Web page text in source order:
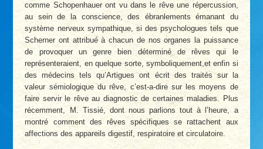
comme Schopenhauer ont vu dans le rêve une répercussion,
au sein de la conscience, des ébranlements émanant du
système nerveux sympathique, si des psychologues tels que
Scherner ont attribué à chacun de nos organes la puissance
de provoquer un genre bien déterminé de rêves qui le
représenteraient, en quelque sorte, symboliquement,et enfin si
des médecins tels qu’Artigues ont écrit des traités sur la
valeur sémiologique du rêve, c’est-a-dire sur les moyens de
faire servir le rêve au diagnostic de certaines maladies. Plus
récemment, M. Tissié, dont nous parlions tout à l’heure, a
montré comment des rêves spécifiques se rattachent aux
affections des appareils digestif, respiratoire et circulatoire.